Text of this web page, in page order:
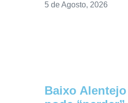
5 de Agosto, 2026
Baixo Alentejo